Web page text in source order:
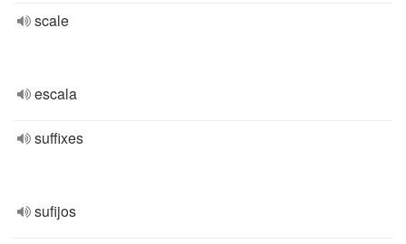
scale
escala
suffixes
sufijos